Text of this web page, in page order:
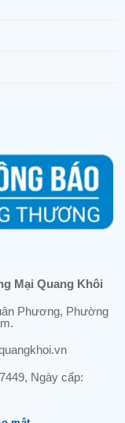
Mại Quang Khôi
Phương, Phường
Ngày cấp: